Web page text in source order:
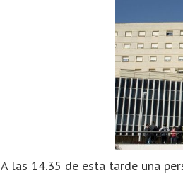
A las 14.35 de esta tarde una